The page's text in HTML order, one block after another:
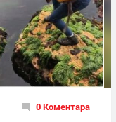
0 Коментара